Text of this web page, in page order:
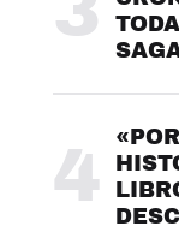
4